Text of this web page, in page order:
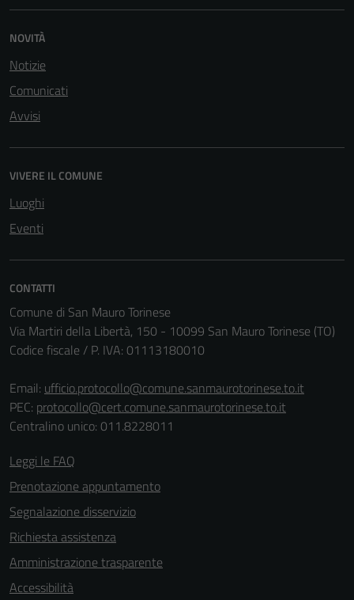
NOVITÀ
Notizie
Comunicati
Avvisi
VIVERE IL COMUNE
Luoghi
Eventi
CONTATTI
Comune di San Mauro Torinese
Via Martiri della Libertà, 150 - 10099 San Mauro Torinese (TO)
Codice fiscale / P. IVA: 01113180010
Email: ufficio.protocollo@comune.sanmaurotorinese.to.it
PEC: protocollo@cert.comune.sanmaurotorinese.to.it
Centralino unico: 011.8228011
Leggi le FAQ
Prenotazione appuntamento
Segnalazione disservizio
Richiesta assistenza
Amministrazione trasparente
Accessibilità
sono necessari
per il
del sito e non
possono